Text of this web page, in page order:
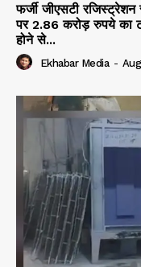
फर्जी जीएसटी रजिस्ट्रेशन
पर 2.86 करोड़ रुपये का
होने से...
Ekhabar Media -